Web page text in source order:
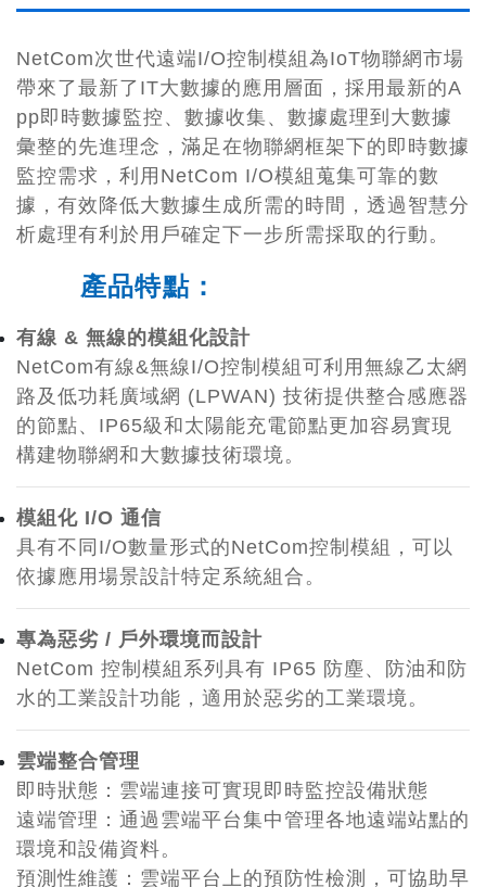
NetCom次世代遠端I/O控制模組為IoT物聯網市場
帶來了最新了IT大數據的應用層面，採用最新的A
pp即時數據監控、數據收集、數據處理到大數據
彙整的先進理念，滿足在物聯網框架下的即時數據
監控需求，利用NetCom I/O模組蒐集可靠的數
據，有效降低大數據生成所需的時間，透過智慧分
析處理有利於用戶確定下一步所需採取的行動。
產品特點：
有線 & 無線的模組化設計
​NetCom有線&無線I/O控制模組可利用無線乙太網
路及低功耗廣域網 (LPWAN) 技術提供整合感應器
的節點、IP65級和太陽能充電節點更加容易實現
構建物聯網和大數據技術環境。
模組化 I/O 通信
具有不同I/O數量形式的NetCom控制模組，可以
依據應用場景設計特定系統組合。
專為惡劣 / 戶外環境而設計
NetCom 控制模組系列具有 IP65 防塵、防油和防
水的工業設計功能，適用於惡劣的工業環境。
雲端整合管理
即時狀態：雲端連接可實現即時監控設備狀態
遠端管理 ： 通過雲端平台集中管理各地遠端站點的
環境和設備資料。
預測性維護 ： 雲端平台上的預防性檢測，可協助早